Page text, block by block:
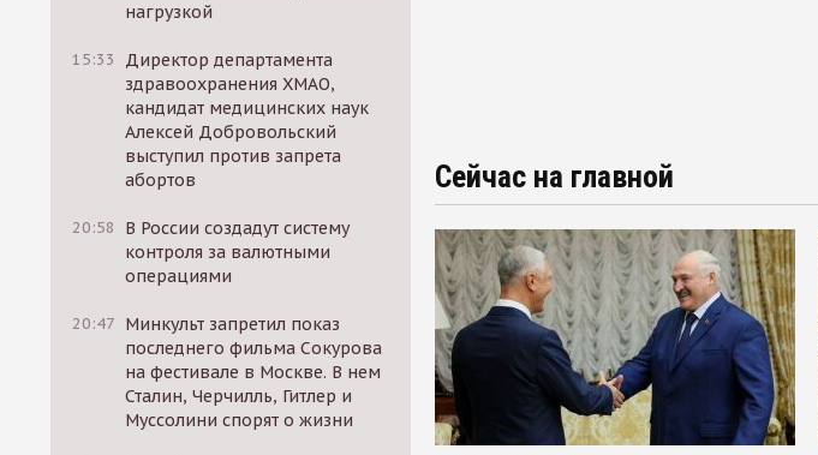
нагрузкой
15:33
Директор департамента
здравоохранения ХМАО,
кандидат медицинских наук
Алексей Добровольский
выступил против запрета
абортов
20:58
В России создадут систему
контроля за валютными
операциями
20:47 Минкульт запретил показ
последнего фильма Сокурова
на фестивале в Москве. В нем
Сталин, Черчилль, Гитлер и
Муссолини спорят о жизни
Сейчас на главной